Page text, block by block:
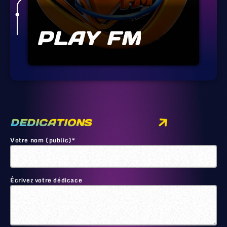
PLAY FM
DEDICATIONS
Votre nom (public)*
Écrivez votre dédicace